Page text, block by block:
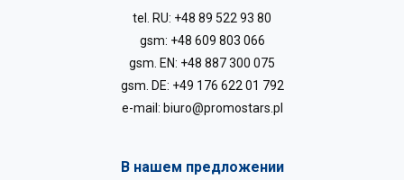
tel. RU: +48 89 522 93 80
gsm: +48 609 803 066
gsm. EN: +48 887 300 075
gsm. DE: +49 176 622 01 792
e-mail: biuro@promostars.pl
В нашем предложении